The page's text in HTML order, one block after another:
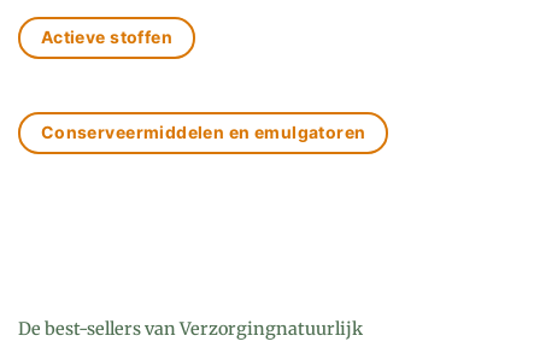
Actieve stoffen
Conserveermiddelen en emulgatoren
De best-sellers van Verzorgingnatuurlijk